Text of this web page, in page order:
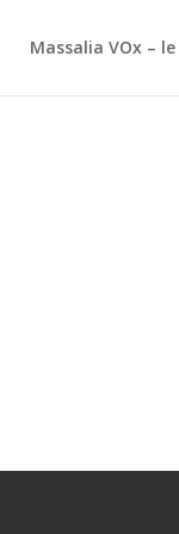
Massalia VOx – le